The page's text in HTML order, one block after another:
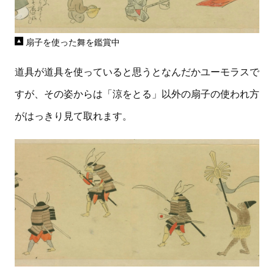
扇子を使った舞を鑑賞中
道具が道具を使っていると思うとなんだかユーモラスで
すが、その姿からは「涼をとる」以外の扇子の使われ方
がはっきり見て取れます。